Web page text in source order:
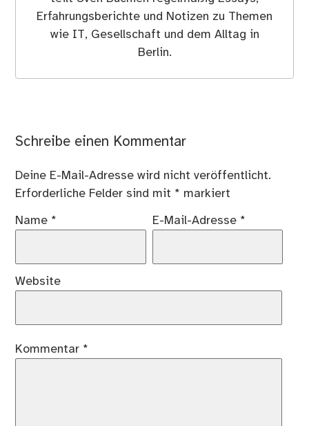
Erfahrungsberichte und Notizen zu Themen
wie IT, Gesellschaft und dem Alltag in
Berlin.
Schreibe einen Kommentar
Deine E-Mail-Adresse wird nicht veröffentlicht.
Erforderliche Felder sind mit * markiert
Name * E-Mail-Adresse *
Website
Kommentar *